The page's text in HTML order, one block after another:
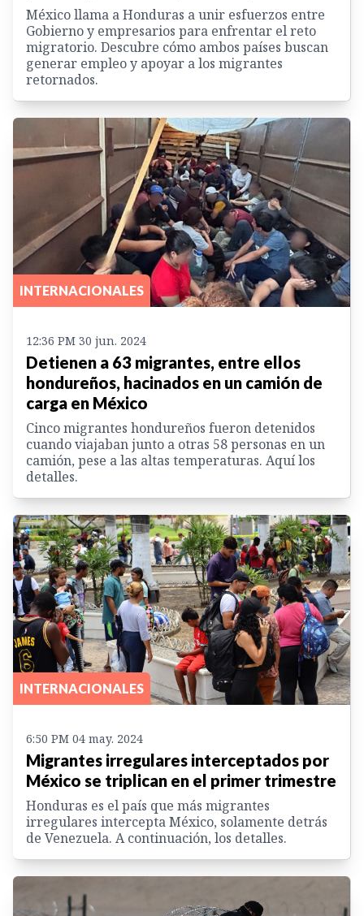
México llama a Honduras a unir esfuerzos entre
Gobierno y empresarios para enfrentar el reto
migratorio. Descubre cómo ambos países buscan
generar empleo y apoyar a los migrantes
retornados.
INTERNACIONALES
12:36 PM 30 jun. 2024
Detienen a 63 migrantes, entre ellos
hondureños, hacinados en un camión de
carga en México
Cinco migrantes hondureños fueron detenidos
cuando viajaban junto a otras 58 personas en un
camión, pese a las altas temperaturas. Aquí los
detalles.
INTERNACIONALES
6:50 PM 04 may. 2024
Migrantes irregulares interceptados por
México se triplican en el primer trimestre
Honduras es el país que más migrantes
irregulares intercepta México, solamente detrás
de Venezuela. A continuación, los detalles.